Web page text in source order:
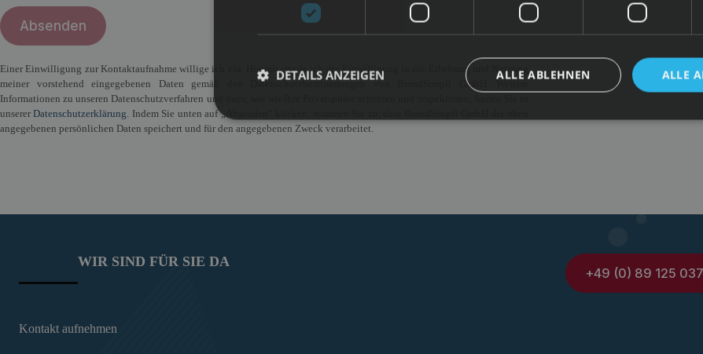
Einer Einwilligung zur Kontaktaufnahme willige ich ein. Hiermit erteile ich die Einwilligung in die Erhebung und Nutzung
meiner vorstehend eingegebenen Daten gemäß den Datenschutzbestimmungen von BrandSimpli GmbH. Weitere
Informationen zu unseren Datenschutzverfahren und dazu, wie wir Ihre Privatsphäre schützen und respektieren, finden Sie in
unsererDatenschutzerklärung. Indem Sie unten auf „Absenden“ klicken, stimmen Sie zu, dass BrandSimpli GmbH die oben
angegebenen persönlichen Daten speichert und für den angegebenen Zweck verarbeitet.
WIR SIND FÜR SIE DA
Kontakt aufnehmen
+49 (0) 89 125
ALLE
ALLE ABLEHNEN
DETAILS ANZEIGEN